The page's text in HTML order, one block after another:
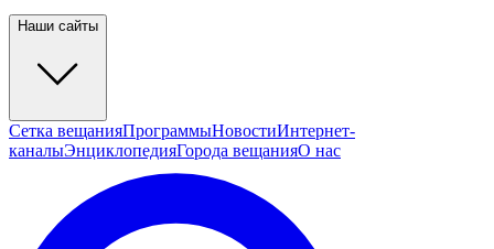
Наши сайты
Сетка вещанияПрограммыНовостиИнтернет-
каналыЭнциклопедияГорода вещанияО нас